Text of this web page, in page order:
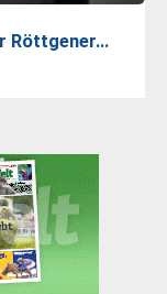
Röttgener…